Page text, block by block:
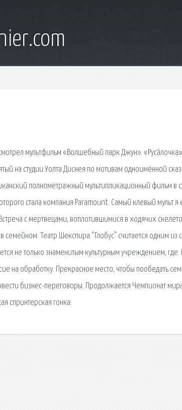
мультфильм «Волшебный парк Джун».
на студии Уолта Диснея по мотивам одноимённой
полнометражный мультипликационный фильм в
стала компания Paramount. Самый клевый мульт я
с мертвецами, воплотившимися в ходячих
Театр Шекспира “Глобус” считается одним из
не только знаменитым культурным учреждением, где.
на обработку. Прекрасное место, чтобы пообедать
бизнес-переговоры. Продолжается Чемпионат
спринтерская гонка.